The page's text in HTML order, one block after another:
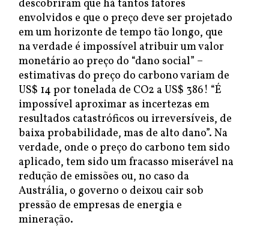
descobriram que há tantos fatores
envolvidos e que o preço deve ser projetado
em um horizonte de tempo tão longo, que
na verdade é impossível atribuir um valor
monetário ao preço do “dano social” –
estimativas do preço do carbono variam de
US$ 14 por tonelada de CO2 a US$ 386! “É
impossível aproximar as incertezas em
resultados catastróficos ou irreversíveis, de
baixa probabilidade, mas de alto dano”. Na
verdade, onde o preço do carbono tem sido
aplicado, tem sido um fracasso miserável na
redução de emissões ou, no caso da
Austrália, o governo o deixou cair sob
pressão de empresas de energia e
mineração.